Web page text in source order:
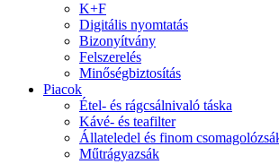
K+F
Digitális nyomtatás
Bizonyítvány
Felszerelés
Minőségbiztosítás
Piacok
Étel- és rágcsálnivaló táska
Kávé- és teafilter
Állateledel és finom
Műtrágyazsák